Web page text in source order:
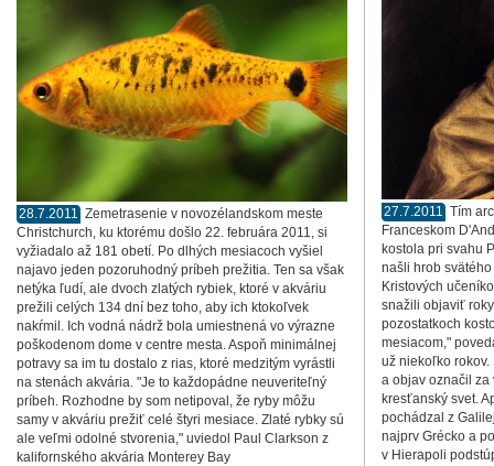
28.7.2011 Zemetrasenie v novozélandskom meste
Christchurch, ku ktorému došlo 22. februára 2011, si
vyžiadalo až 181 obetí. Po dlhých mesiacoch vyšiel
najavo jeden pozoruhodný príbeh prežitia. Ten sa však
netýka ľudí, ale dvoch zlatých rybiek, ktoré v akváriu
prežili celých 134 dní bez toho, aby ich ktokoľvek
nakŕmil. Ich vodná nádrž bola umiestnená vo výrazne
poškodenom dome v centre mesta. Aspoň minimálnej
potravy sa im tu dostalo z rias, ktoré medzitým vyrástli
na stenách akvária. "Je to každopádne neuveriteľný
príbeh. Rozhodne by som netipoval, že ryby môžu
samy v akváriu prežiť celé štyri mesiace. Zlaté rybky sú
ale veľmi odolné stvorenia," uviedol Paul Clarkson z
kalifornského akvária Monterey Bay
27.7.2011 Tím
Franceskom
kostola pri svahu
našli hrob
Kristových
snažili objaviť
pozostatkoch
mesiacom,"
už niekoľko
a objav označil
kresťanský svet.
pochádzal z
najprv Grécko a
v Hierapoli